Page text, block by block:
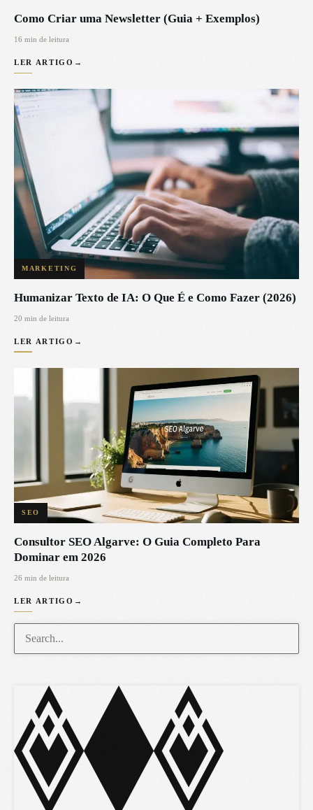
Como Criar uma Newsletter (Guia + Exemplos)
16 min de leitura
LER ARTIGO →
MARKETING
Humanizar Texto de IA: O Que É e Como Fazer (2026)
20 min de leitura
LER ARTIGO →
SEO
Consultor SEO Algarve: O Guia Completo Para
Dominar em 2026
26 min de leitura
LER ARTIGO →